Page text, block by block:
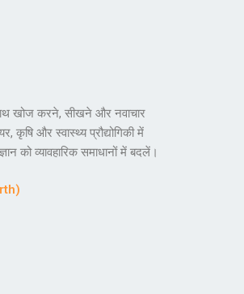
खोज करने, सीखने और नवाचार
और स्वास्थ्य प्रौद्योगिकी में
को व्यावहारिक समाधानों में बदलें।